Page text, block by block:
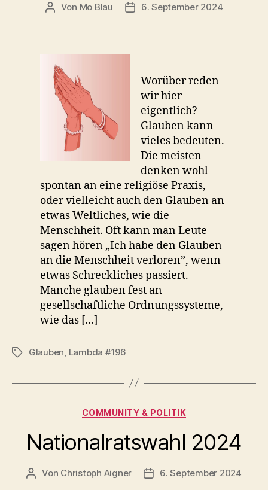
Beitragsautor
Von Mo Blau Beitragsdatum
6. September 2024
Worüber reden
wir hier
eigentlich?
Glauben kann
vieles bedeuten.
Die meisten
denken wohl
spontan an eine religiöse Praxis,
oder vielleicht auch den Glauben an
etwas Weltliches, wie die
Menschheit. Oft kann man Leute
sagen hören „Ich habe den Glauben
an die Menschheit verloren”, wenn
etwas Schreckliches passiert.
Manche glauben fest an
gesellschaftliche Ordnungssysteme,
wie das […]
Schlagwörter
Glauben Lambda #196
Kategorien
COMMUNITY & POLITIK
Nationalratswahl 2024
Beitragsautor
Von Christoph Aigner Beitragsdatum
6. September 2024